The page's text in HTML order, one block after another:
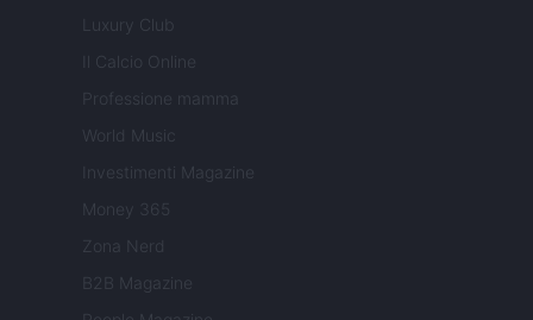
Luxury Club
Il Calcio Online
Professione mamma
World Music
Investimenti Magazine
Money 365
Zona Nerd
B2B Magazine